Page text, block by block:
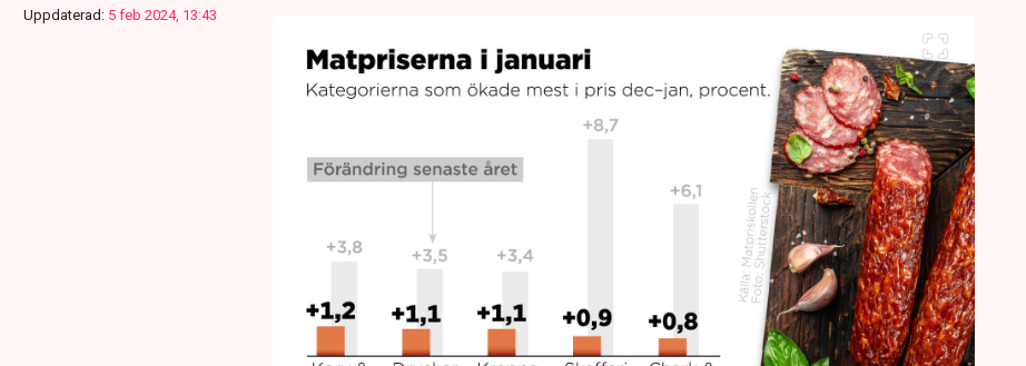
Uppdaterad: 5 feb 2024, 13:43